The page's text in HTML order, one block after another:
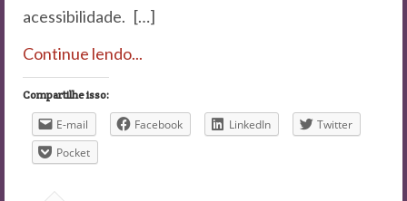
acessibilidade. […]
Continue lendo...
Compartilhe isso:
E-mail Facebook LinkedIn
Twitter
Pocket